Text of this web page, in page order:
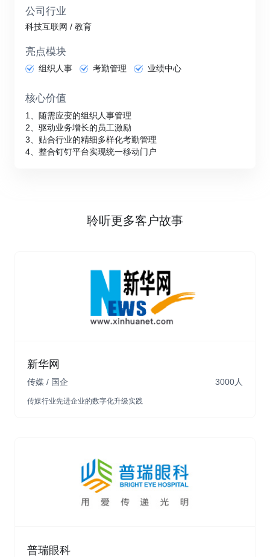
公司行业
科技互联网 / 教育
亮点模块
组织人事 考勤管理 业绩中心
核心价值
1、随需应变的组织人事管理
2、驱动业务增长的员工激励
3、贴合行业的精细多样化考勤管理
4、整合钉钉平台实现统一移动门户
聆听更多客户故事
新华网
传媒 / 国企 3000人
传媒行业先进企业的数字化升级实践
普瑞眼科